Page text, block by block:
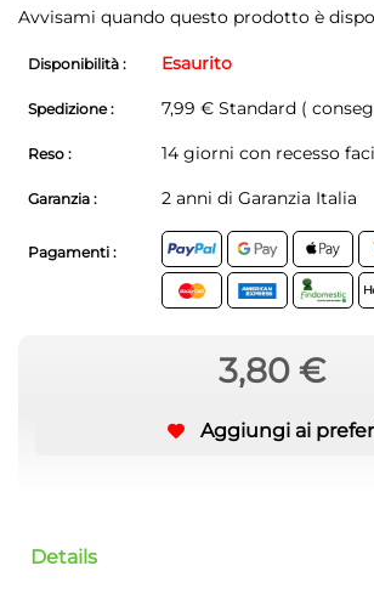
Avvisami quando questo prodotto è
Disponibilità : Esaurito
Spedizione : 7,99 € Standard (
Reso : 14 giorni con recesso
Garanzia : 2 anni di Garanzia Italia
Pagamenti :
3,80 €
Aggiungi ai
Details